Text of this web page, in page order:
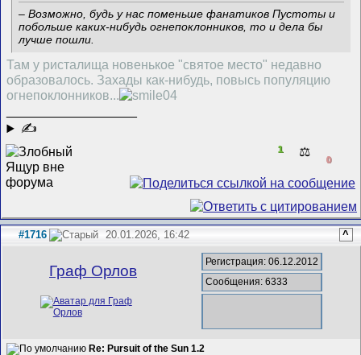
– Возможно, будь у нас поменьше фанатиков Пустоты и
побольше каких-нибудь огнепоклонников, то и дела бы
лучше пошли.
Там у ристалища новенькое "святое место" недавно
образовалось. Захады как-нибудь, повысь популяцию
огнепоклонников...
✍
1 ⚖️
0
#1716 20.01.2026, 16:42 ^
Граф Орлов
Регистрация: 06.12.2012
Сообщения: 6333
Re: Pursuit of the Sun 1.2